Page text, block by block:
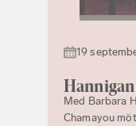
19
Med Barbara
Chamayou